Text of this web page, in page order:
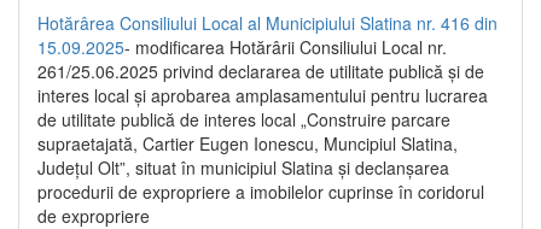
Hotărârea Consiliului Local al Municipiului Slatina nr. 416 din
15.09.2025- modificarea Hotărârii Consiliului Local nr.
261/25.06.2025 privind declararea de utilitate publică și de
interes local și aprobarea amplasamentului pentru lucrarea
de utilitate publică de interes local „Construire parcare
supraetajată, Cartier Eugen Ionescu, Muncipiul Slatina,
Județul Olt”, situat în municipiul Slatina și declanșarea
procedurii de expropriere a imobilelor cuprinse în coridorul
de expropriere